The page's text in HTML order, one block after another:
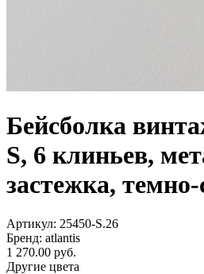
Бейсболка
S, 6 клиньев,
застежка,
Артикул: 25450-S.26
Бренд: atlantis
1 270.00 руб.
Другие цвета